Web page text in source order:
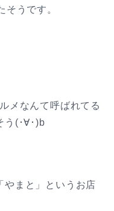
うです。
メなんて呼ばれてる
う(･∀･)b
やまと」というお店